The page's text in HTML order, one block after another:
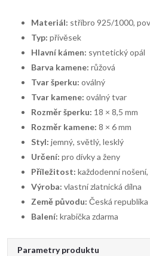
Materiál: stříbro 925/1000,
Typ: přívěsek
Hlavní kámen: syntetický opál
Barva kamene: růžová
Tvar šperku: oválný
Tvar kamene: oválný tvar
Rozměr šperku: 18 × 8,5 mm
Rozměr kamene: 8 × 6 mm
Styl: jemný, světlý, lesklý
Určení: pro dívky a ženy
Příležitost: každodenní
Výroba: vlastní zlatnická dílna
Země původu: Česká republika
Balení: krabička zdarma
Parametry produktu